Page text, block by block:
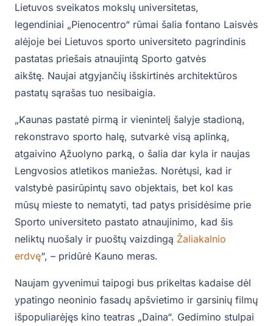
Lietuvos sveikatos mokslų universitetas,
legendiniai „Pienocentro“ rūmai šalia fontano Laisvės
alėjoje bei Lietuvos sporto universiteto pagrindinis
pastatas priešais atnaujintą Sporto gatvės
aikštę. Naujai atgyjančių išskirtinės architektūros
pastatų sąrašas tuo nesibaigia.
„Kaunas pastatė pirmą ir vienintelį šalyje stadioną,
rekonstravo sporto halę, sutvarkė visą aplinką,
atgaivino Ąžuolyno parką, o šalia dar kyla ir naujas
Lengvosios atletikos maniežas. Norėtųsi, kad ir
valstybė pasirūpintų savo objektais, bet kol kas
mūsų mieste to nematyti, tad patys prisidėsime prie
Sporto universiteto pastato atnaujinimo, kad šis
neliktų nuošaly ir puoštų vaizdingą Žaliakalnio
erdvę“, – pridūrė Kauno meras.
Naujam gyvenimui taipogi bus prikeltas kadaise dėl
ypatingo neoninio fasadų apšvietimo ir garsinių filmų
išpopuliarėjęs kino teatras „Daina“. Gedimino stulpai